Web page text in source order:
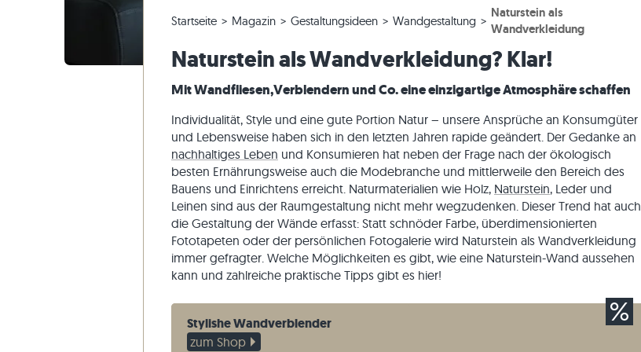
Quarzitfliesen
Antike Fliesen
Kalksteinplatten
Quarzitplatten
Kalkstein-Pflastersteine
Quarzit-Pflastersteine
Gneis-Pflastersteine
Pflasterriegel
Travertin-Mauersteine
Quarzit-Mauersteine
Gneis-Mauersteine
Verblender außen
Bestellung ändern & Stornieren
Lieferung & Transport
Panoramatour
Wohninspirationen
Kundenimpressionen
Sandstein
Schiefer
Travertin
Startseite Magazin Gestaltungsideen Wandgestaltung
Naturstein als
Wandverkleidung
Naturstein als Wandverkleidung? Klar!
Mit Wandfliesen,Verblendern und Co. eine einzigartige Atmosphäre schaffen
Individualität, Style und eine gute Portion Natur – unsere Ansprüche an Konsumgüter
und Lebensweise haben sich in den letzten Jahren rapide geändert. Der Gedanke an
nachhaltiges Leben und Konsumieren hat neben der Frage nach der ökologisch
besten Ernährungsweise auch die Modebranche und mittlerweile den Bereich des
Bauens und Einrichtens erreicht. Naturmaterialien wie Holz, Naturstein, Leder und
Leinen sind aus der Raumgestaltung nicht mehr wegzudenken. Dieser Trend hat auch
die Gestaltung der Wände erfasst: Statt schnöder Farbe, überdimensionierten
Fototapeten oder der persönlichen Fotogalerie wird Naturstein als Wandverkleidung
immer gefragter. Welche Möglichkeiten es gibt, wie eine Naturstein-Wand aussehen
kann und zahlreiche praktische Tipps gibt es hier!
Stylishe Wandverblender
zum Shop